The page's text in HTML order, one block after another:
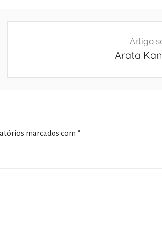
Artigo
Arata
marcados com *